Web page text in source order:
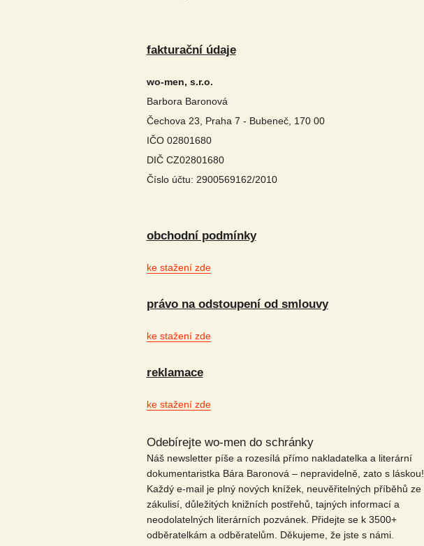
fakturační údaje
wo-men, s.r.o.
Barbora Baronová
Čechova 23, Praha 7 - Bubeneč, 170 00
IČO 02801680
DIČ CZ02801680
Číslo účtu: 2900569162/2010
obchodní podmínky
ke stažení zde
právo na odstoupení od smlouvy
ke stažení zde
reklamace
ke stažení zde
Odebírejte wo-men do schránky
Náš newsletter píše a rozesílá přímo nakladatelka a literární
dokumentaristka Bára Baronová – nepravidelně, zato s láskou!
Každý e-mail je plný nových knížek, neuvěřitelných příběhů ze
zákulisí, důležitých knižních postřehů, tajných informací a
neodolatelných literárních pozvánek. Přidejte se k 3500+
odběratelkám a odběratelům. Děkujeme, že jste s námi.